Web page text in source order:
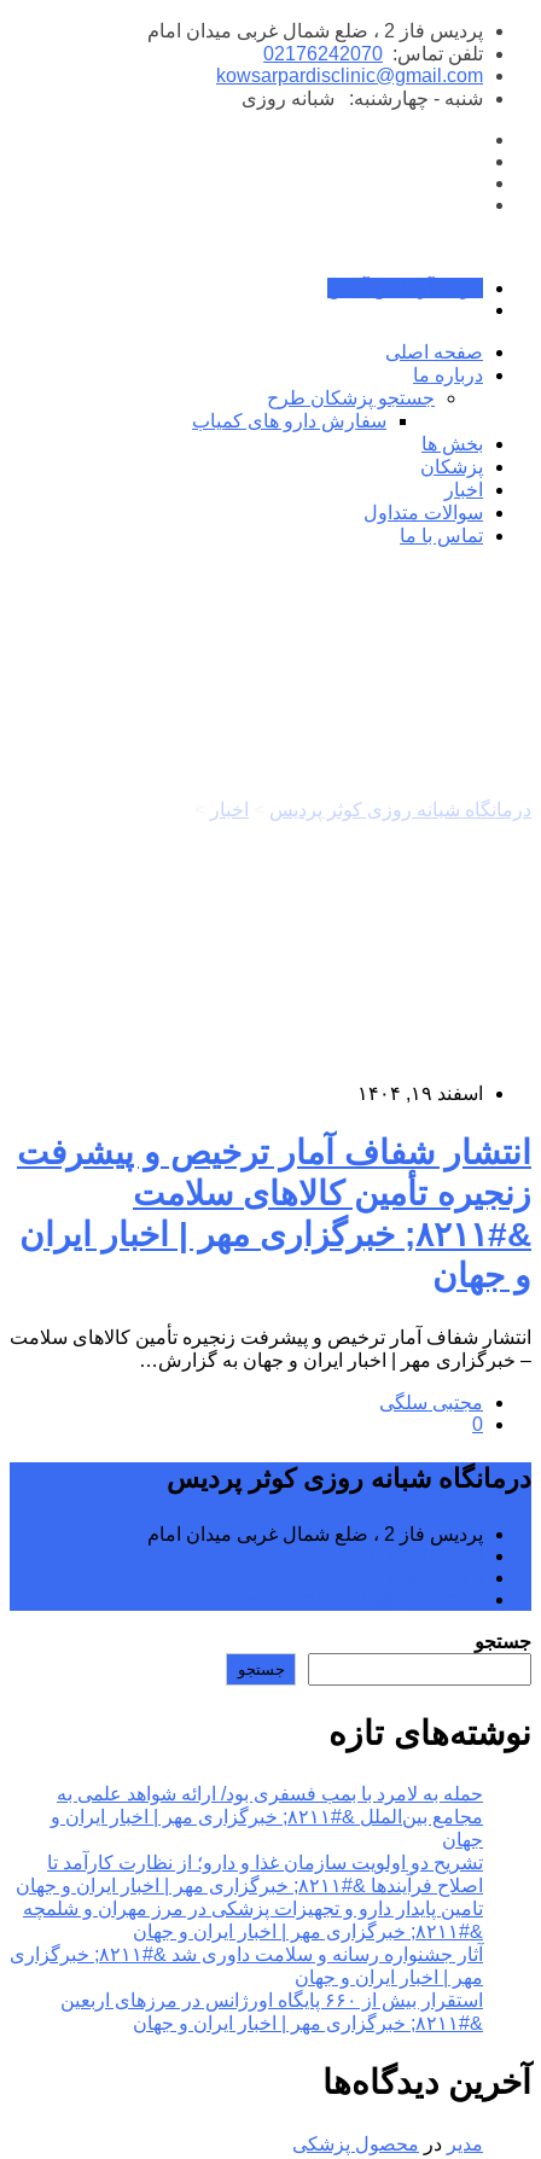
پرش
محتوا
پردیس فاز 2 ، ضلع شمال غربی میدان امام
تلفن تماس: 02176242070
kowsarpardisclinic@gmail.com
شنبه - چهارشنبه:
شبانه روزی
صفحه اصلی
درباره ما
جستجو پزشکان طرح
سفارش دارو های کمیاب
بخش ها
پزشکان
اخبار
سوالات متداول
تماس با ما
درمانگاه شبانه روزی کوثر پردیس اخبار
اسفند ۱۹, ۱۴۰۴
انتشار شفاف آمار ترخیص و پیشرفت
زنجیره تأمین کالاهای سلامت
&#۸۲۱۱; خبرگزاری مهر | اخبار ایران
و جهان
انتشار شفاف آمار ترخیص و پیشرفت زنجیره تأمین کالاهای سلامت
– خبرگزاری مهر | اخبار ایران و جهان به گزارش…
مجتبی سلگی
0
درمانگاه شبانه روزی کوثر پردیس
پردیس فاز 2 ، ضلع شمال غربی میدان امام
جستجو
جستجو
نوشته‌های تازه
حمله به لامرد با بمب فسفری بود/ ارائه شواهد علمی به
مجامع بین‌الملل &#۸۲۱۱; خبرگزاری مهر | اخبار ایران و
جهان
تشریح دو اولویت سازمان غذا و دارو؛ از نظارت کارآمد تا
اصلاح فرآیندها &#۸۲۱۱; خبرگزاری مهر | اخبار ایران و جهان
تامین پایدار دارو و تجهیزات پزشکی در مرز مهران و شلمچه
&#۸۲۱۱; خبرگزاری مهر | اخبار ایران و جهان
آثار جشنواره رسانه و سلامت داوری شد &#۸۲۱۱; خبرگزاری
مهر | اخبار ایران و جهان
استقرار بیش از ۶۶۰ پایگاه اورژانس در مرزهای اربعین
&#۸۲۱۱; خبرگزاری مهر | اخبار ایران و جهان
آخرین دیدگاه‌ها
مدیر در محصول پزشکی